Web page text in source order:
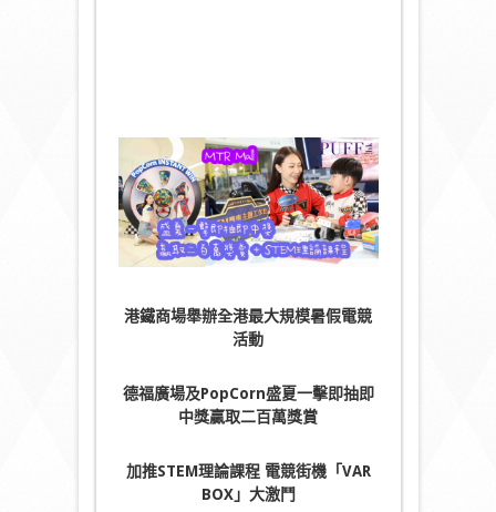
港鐵商場舉辦全港最大規模暑假電競
活動
德福廣場及PopCorn盛夏一擊即抽即
中獎贏取二百萬獎賞
加推STEM理論課程 電競街機「VAR
BOX」大激鬥